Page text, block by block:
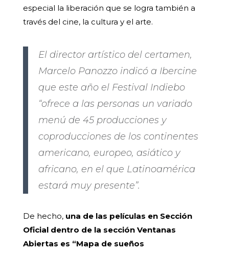
especial la liberación que se logra también a
través del cine, la cultura y el arte.
El director artístico del certamen,
Marcelo Panozzo indicó a Ibercine
que este año el Festival Indiebo
“ofrece a las personas un variado
menú de 45 producciones y
coproducciones de los continentes
americano, europeo, asiático y
africano, en el que Latinoamérica
estará muy presente”.
De hecho, una de las películas en Sección
Oficial dentro de la sección Ventanas
Abiertas es “Mapa de sueños